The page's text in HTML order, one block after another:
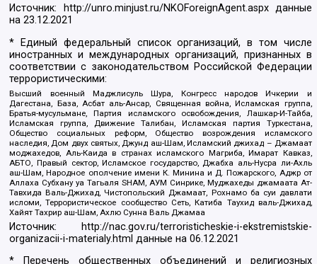
Источник: http://unro.minjust.ru/NKOForeignAgent.aspxданные
на23.12.2021
* Единый федеральный список организаций, в том числе
иностранных и международных организаций, признанных в
соответствии с законодательством Российской Федерации
террористическими:
Высший военный Маджлисуль Шура, Конгресс народов Ичкерии и
Дагестана, База, Асбат аль-Ансар, Священная война, Исламская группа,
Братья-мусульмане, Партия исламского освобождения, Лашкар-И-Тайба,
Исламская группа, Движение Талибан, Исламская партия Туркестана,
Общество социальных реформ, Общество возрождения исламского
наследия, Дом двух святых, Джунд аш-Шам, Исламский джихад – Джамаат
моджахедов, Аль-Каида в странах исламского Магриба, Имарат Кавказ,
АБТО, Правый сектор, Исламское государство, Джабха аль-Нусра ли-Ахль
аш-Шам, Народное ополчение имени К. Минина и Д. Пожарского, Аджр от
Аллаха Субхану уа Тагьаля SHAM, АУМ Синрике, Муджахеды джамаата Ат-
Тавхида Валь-Джихад, Чистопольский Джамаат, Рохнамо ба суи давлати
исломи, Террористическое сообщество Сеть, Катиба Таухид валь-Джихад,
Хайят Тахрир аш-Шам, Ахлю Сунна Валь Джамаа
Источник:
http://nac.gov.ru/terroristicheskie-i-ekstremistskie-
organizacii-i-materialy.html данные на06.12.2021
* Перечень общественных объединений и религиозных